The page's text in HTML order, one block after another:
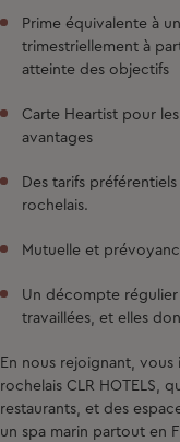
Prime équivalente à
trimestriellement à
atteinte des objectifs
Carte Heartist pour
avantages
Des tarifs
rochelais.
Mutuelle et
Un décompte régulier
travaillées, et elles
En nous rejoignant,
rochelais CLR HOTELS,
restaurants, et des
un spa marin partout en